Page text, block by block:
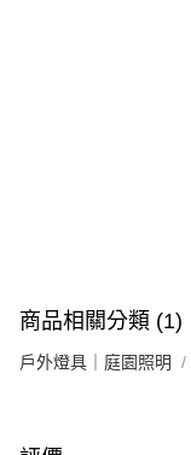
商品相關分類 (1)
戶外燈具｜庭園照明